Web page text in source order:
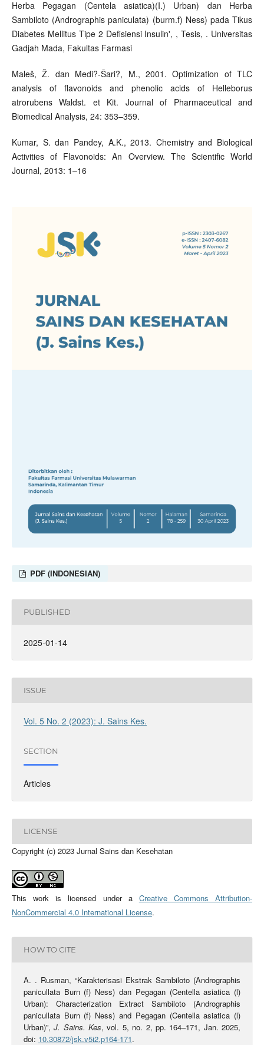
Herba Pegagan (Centela asiatica)(I.) Urban) dan Herba
Sambiloto (Andrographis paniculata) (burm.f) Ness) pada Tikus
Diabetes Mellitus Tipe 2 Defisiensi Insulin', , Tesis, . Universitas
Gadjah Mada, Fakultas Farmasi
Maleš, Ž. dan Medi?-Šari?, M., 2001. Optimization of TLC
analysis of flavonoids and phenolic acids of Helleborus
atrorubens Waldst. et Kit. Journal of Pharmaceutical and
Biomedical Analysis, 24: 353–359.
Kumar, S. dan Pandey, A.K., 2013. Chemistry and Biological
Activities of Flavonoids: An Overview. The Scientific World
Journal, 2013: 1–16
PDF (INDONESIAN)
PUBLISHED
2025-01-14
ISSUE
Vol. 5 No. 2 (2023): J. Sains Kes.
SECTION
Articles
LICENSE
Copyright (c) 2023 Jurnal Sains dan Kesehatan
This work is licensed under a Creative Commons Attribution-
NonCommercial 4.0 International License.
HOW TO CITE
A. . Rusman, “Karakterisasi Ekstrak Sambiloto (Andrographis
panicullata Burn (f) Ness) dan Pegagan (Centella asiatica (l)
Urban): Characterization Extract Sambiloto (Andrographis
panicullata Burn (f) Ness) and Pegagan (Centella asiatica (l)
Urban)”,J. Sains. Kes, vol. 5, no. 2, pp. 164–171, Jan. 2025,
doi: 10.30872/jsk.v5i2.p164-171.